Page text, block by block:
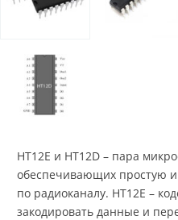
HT12E и HT12D – пара
обеспечивающих простую
по радиоканалу. HT12E –
закодировать данные и